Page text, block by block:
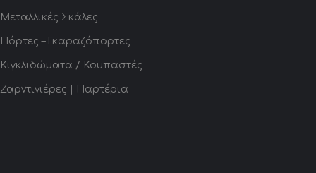
Μεταλλικές Σκάλες
Πόρτες – Γκαραζόπορτες
Κιγκλιδώματα / Κουπαστές
Ζαρντινιέρες | Παρτέρια